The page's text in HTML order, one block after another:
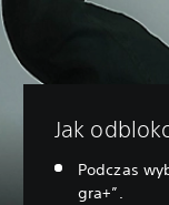
Jak
Podczas
gra+”.